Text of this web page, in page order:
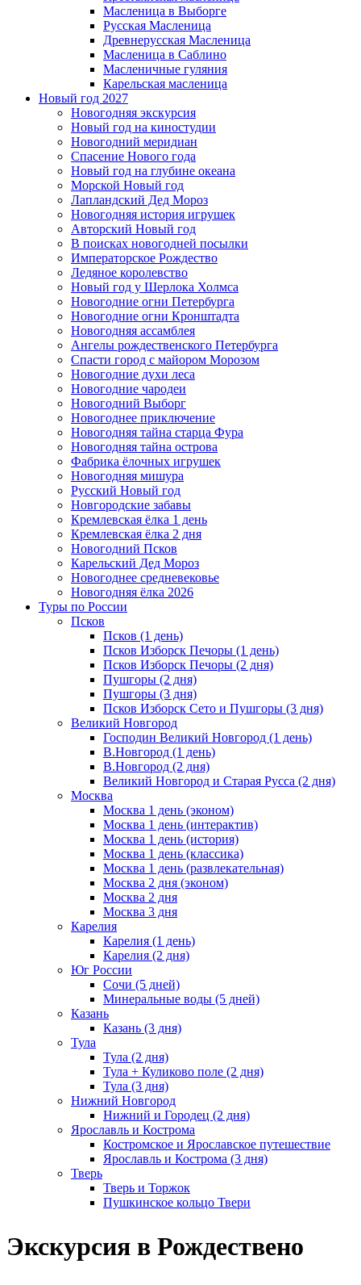
Масленица в Выборге
Русская Масленица
Древнерусская Масленица
Масленица в Саблино
Масленичные гуляния
Карельская масленица
Новый год 2027
Новогодняя экскурсия
Новый год на киностудии
Новогодний меридиан
Спасение Нового года
Новый год на глубине океана
Морской Новый год
Лапландский Дед Мороз
Новогодняя история игрушек
Авторский Новый год
В поисках новогодней посылки
Императорское Рождество
Ледяное королевство
Новый год у Шерлока Холмса
Новогодние огни Петербурга
Новогодние огни Кронштадта
Новогодняя ассамблея
Ангелы рождественского Петербурга
Спасти город с майором Морозом
Новогодние духи леса
Новогодние чародеи
Новогодний Выборг
Новогоднее приключение
Новогодняя тайна старца Фура
Новогодняя тайна острова
Фабрика ёлочных игрушек
Новогодняя мишура
Русский Новый год
Новгородские забавы
Кремлевская ёлка 1 день
Кремлевская ёлка 2 дня
Новогодний Псков
Карельский Дед Мороз
Новогоднее средневековье
Новогодняя ёлка 2026
Туры по России
Псков
Псков (1 день)
Псков Изборск Печоры (1 день)
Псков Изборск Печоры (2 дня)
Пушгоры (2 дня)
Пушгоры (3 дня)
Псков Изборск Сето и Пушгоры (3 дня)
Великий Новгород
Господин Великий Новгород (1 день)
В.Новгород (1 день)
В.Новгород (2 дня)
Великий Новгород и Старая Русса (2 дня)
Москва
Москва 1 день (эконом)
Москва 1 день (интерактив)
Москва 1 день (история)
Москва 1 день (классика)
Москва 1 день (развлекательная)
Москва 2 дня (эконом)
Москва 2 дня
Москва 3 дня
Карелия
Карелия (1 день)
Карелия (2 дня)
Юг России
Сочи (5 дней)
Минеральные воды (5 дней)
Казань
Казань (3 дня)
Тула
Тула (2 дня)
Тула + Куликово поле (2 дня)
Тула (3 дня)
Нижний Новгород
Нижний и Городец (2 дня)
Ярославль и Кострома
Костромское и Ярославское путешествие
Ярославль и Кострома (3 дня)
Тверь
Тверь и Торжок
Пушкинское кольцо Твери
Экскурсия в Рождествено